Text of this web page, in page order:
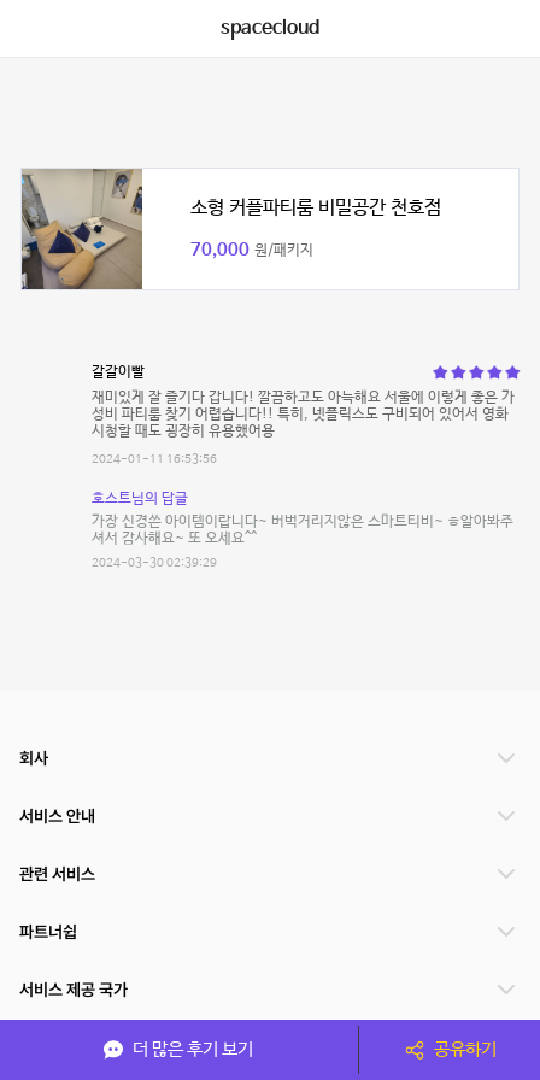
spacecloud
소형 커플파티룸 비밀공간 천호점
70,000 원/패키지
갈갈이빨
재미있게 잘 즐기다 갑니다! 깔끔하고도 아늑해요 서울에 이렇게 좋은 가
성비 파티룸 찾기 어렵습니다!! 특히, 넷플릭스도 구비되어 있어서 영화
시청할 때도 굉장히 유용했어용
2024-01-11 16:53:56
호스트님의 답글
가장 신경쓴 아이템이랍니다~ 버벅거리지않은 스마트티비~ ㅎ알아봐주
셔서 감사해요~ 또 오세요^^
2024-03-30 02:39:29
더 많은 후기 보기 공유하기
회사
서비스 안내
관련 서비스
파트너쉽
서비스 제공 국가